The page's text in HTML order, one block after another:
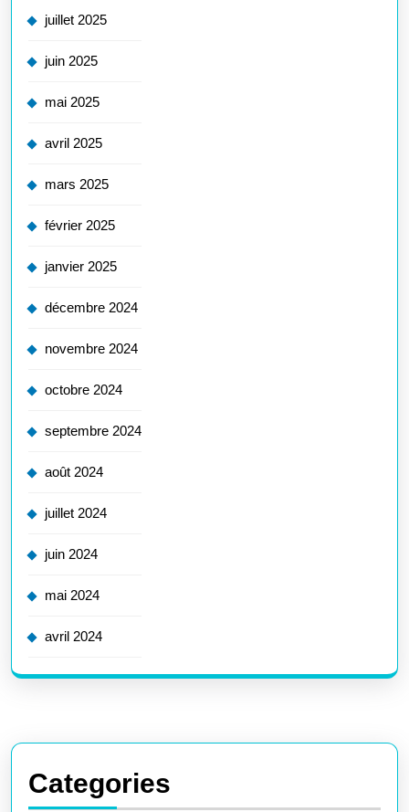
juillet 2025
juin 2025
mai 2025
avril 2025
mars 2025
février 2025
janvier 2025
décembre 2024
novembre 2024
octobre 2024
septembre 2024
août 2024
juillet 2024
juin 2024
mai 2024
avril 2024
Categories